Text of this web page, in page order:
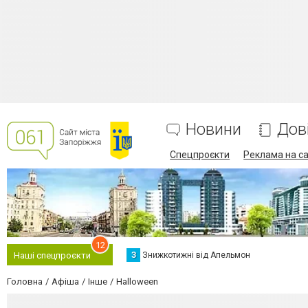
Новини
Спецпроєкти Реклама на
Наші спецпроєкти
12
З Знижкотижні від Апельмон
Головна Афіша Інше Halloween